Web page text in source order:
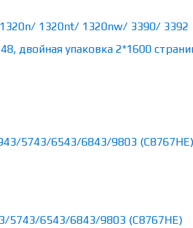
5743/6543/6843/9803 (C8767HE)